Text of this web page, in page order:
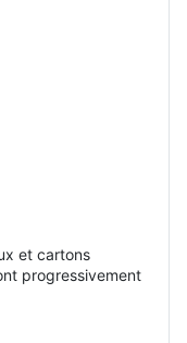
et cartons
progressivement